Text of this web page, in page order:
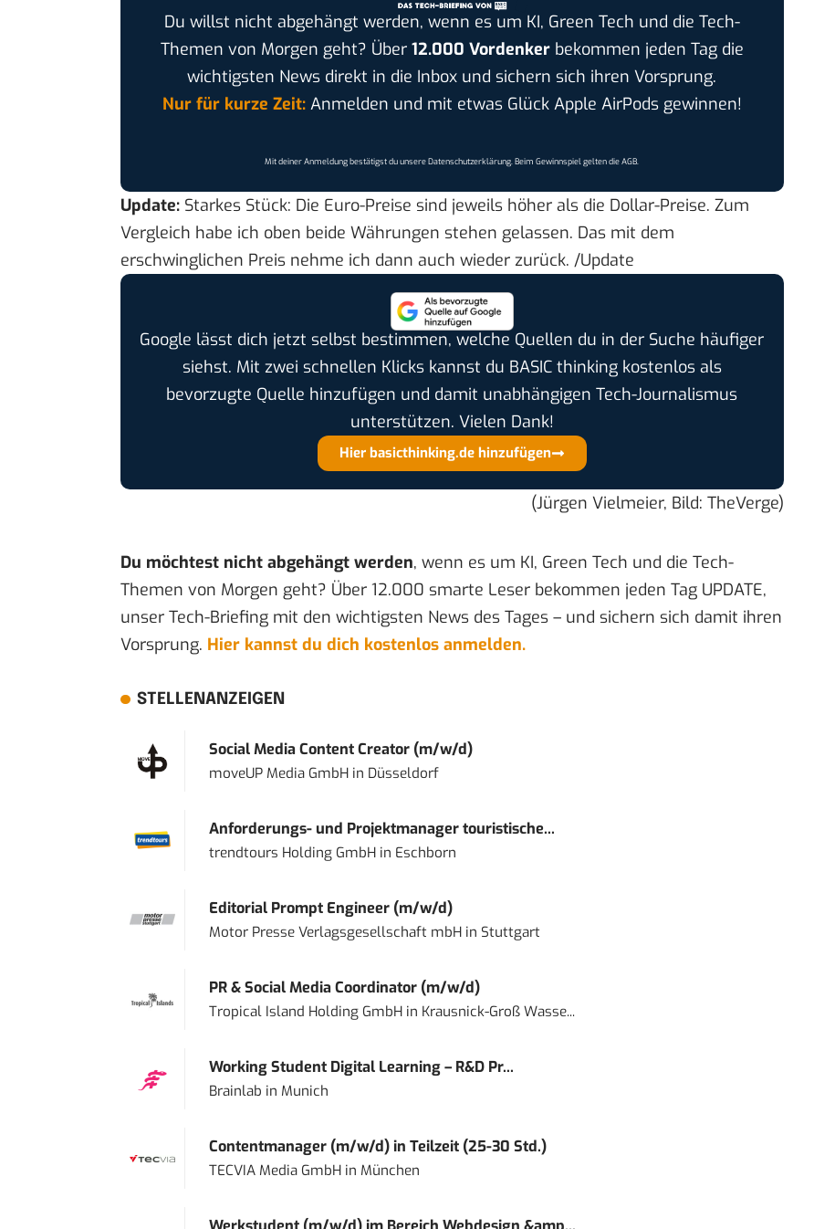
Du willst nicht abgehängt werden, wenn es um KI, Green Tech und die Tech-
Themen von Morgen geht? Über 12.000 Vordenkerbekommen jeden Tag die
wichtigsten News direkt in die Inbox und sichern sich ihren Vorsprung.
Nur für kurze Zeit:Anmelden und mit etwas Glück Apple AirPods gewinnen!
Mit deiner Anmeldung bestätigst du unsereDatenschutzerklärung. Beim Gewinnspiel gelten dieAGB.
Update: Starkes Stück: Die Euro-Preise sind jeweils höher als die Dollar-Preise. Zum
Vergleich habe ich oben beide Währungen stehen gelassen. Das mit dem
erschwinglichen Preis nehme ich dann auch wieder zurück. /Update
Google lässt dich jetzt selbst bestimmen, welche Quellen du in der Suche häufiger
siehst. Mit zwei schnellen Klicks kannst du BASIC thinking kostenlos als
bevorzugte Quelle hinzufügen und damit unabhängigen Tech-Journalismus
unterstützen. Vielen Dank!
Hier basicthinking.de hinzufügen
(Jürgen Vielmeier, Bild: TheVerge)
Du möchtest nicht abgehängt werden, wenn es um KI, Green Tech und die Tech-
Themen von Morgen geht? Über 12.000 smarte Leser bekommen jeden Tag UPDATE,
unser Tech-Briefing mit den wichtigsten News des Tages – und sichern sich damit ihren
Vorsprung. Hier kannst du dich kostenlos anmelden.
STELLENANZEIGEN
Social Media Content Creator (m/w/d)
moveUP Media GmbHin Düsseldorf
Anforderungs- und Projektmanager touristische...
trendtours Holding GmbHin Eschborn
Editorial Prompt Engineer (m/w/d)
Motor Presse Verlagsgesellschaft mbHin Stuttgart
PR & Social Media Coordinator (m/w/d)
Tropical Island Holding GmbHin Krausnick-Groß Wasse...
Working Student Digital Learning – R&D Pr...
Brainlab in Munich
Contentmanager (m/w/d) in Teilzeit (25-30 Std.)
TECVIA Media GmbHin München